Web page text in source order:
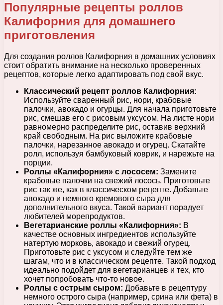
Популярные рецепты роллов
Калифорния для домашнего
приготовления
Для создания роллов Калифорния в домашних условиях
стоит обратить внимание на несколько проверенных
рецептов, которые легко адаптировать под свой вкус.
Классический рецепт роллов Калифорния:
Используйте сваренный рис, нори, крабовые
палочки, авокадо и огурцы. Для начала приготовьте
рис, смешав его с рисовым уксусом. На листе нори
равномерно распределите рис, оставив верхний
край свободным. На рис выложите крабовые
палочки, нарезанное авокадо и огурец. Скатайте
ролл, используя бамбуковый коврик, и нарежьте на
порции.
Роллы «Калифорния» с лососем: Замените
крабовые палочки на свежий лосось. Приготовьте
рис так же, как в классическом рецепте. Добавьте
авокадо и немного кремового сыра для
дополнительного вкуса. Такой вариант порадует
любителей морепродуктов.
Вегетарианские роллы «Калифорния»: В
качестве основных ингредиентов используйте
натертую морковь, авокадо и свежий огурец.
Приготовьте рис с уксусом и следуйте тем же
шагам, что и в классическом рецепте. Такой подход
идеально подойдет для вегетарианцев и тех, кто
хочет попробовать что-то новое.
Роллы с острым сыром: Добавьте в рецептуру
немного острого сыра (например, срина или фета) в